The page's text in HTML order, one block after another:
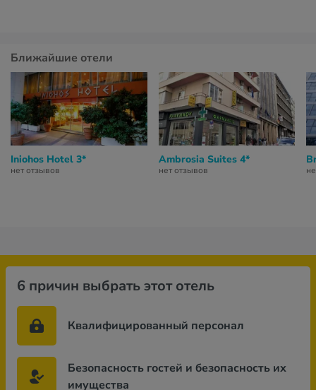
Ближайшие отели
Iniohos Hotel 3*
нет отзывов
Ambrosia Suites 4*
нет отзывов
6 причин выбрать этот отель
Квалифицированный персонал
Безопасность гостей и безопасность их
имущества